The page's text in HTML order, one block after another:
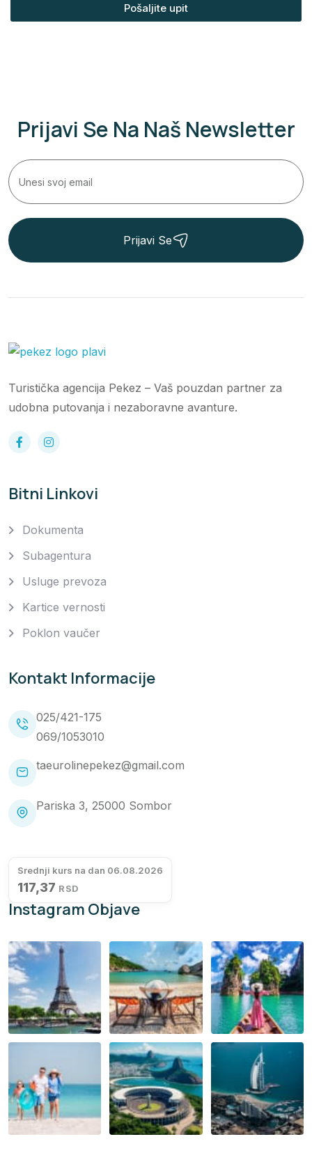
Pošaljite upit
Prijavi Se Na Naš Newsletter
Prijavi Se
Turistička agencija Pekez – Vaš pouzdan partner za
udobna putovanja i nezaboravne avanture.
Bitni Linkovi
Dokumenta
Subagentura
Usluge prevoza
Kartice vernosti
Poklon vaučer
Kontakt Informacije
025/421-175
069/1053010
taeurolinepekez@gmail.com
Pariska 3, 25000 Sombor
Srednji kurs na dan 06.08.2026
117,37 RSD
Instagram Objave